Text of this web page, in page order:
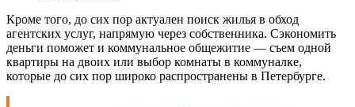
Кроме того, до сих пор актуален поиск жилья в обход
агентских услуг, напрямую через собственника. Сэкономить
деньги поможет и коммунальное общежитие — съем одной
квартиры на двоих или выбор комнаты в коммуналке,
которые до сих пор широко распространены в Петербурге.